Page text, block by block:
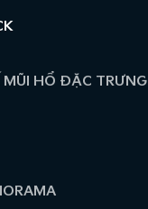
MŨI HỔ ĐẶC TRƯNG